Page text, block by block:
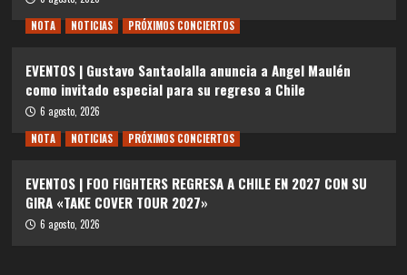
NOTA
NOTICIAS PRÓXIMOS CONCIERTOS
EVENTOS | Gustavo Santaolalla anuncia a Angel Maulén
como invitado especial para su regreso a Chile
6 agosto, 2026
NOTA
NOTICIAS PRÓXIMOS CONCIERTOS
EVENTOS | FOO FIGHTERS REGRESA A CHILE EN 2027 CON SU
GIRA «TAKE COVER TOUR 2027»
6 agosto, 2026